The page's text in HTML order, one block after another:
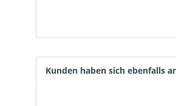
Kunden haben sich ebenfalls